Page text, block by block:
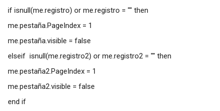
if isnull(me.registro) or me.registro = "" then
me.pestaña.PageIndex = 1
me.pestaña.visible = false
elseif isnull(me.registro2) or me.registro2 = "" then
me.pestaña2.PageIndex = 1
me.pestaña2.visible = false
end if